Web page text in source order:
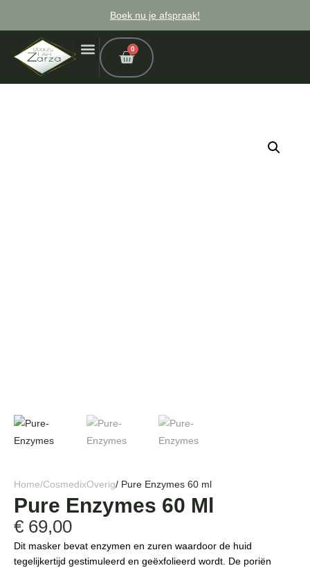
Boek nu je afspraak!
0
Home/CosmedixOverig/ Pure Enzymes 60 ml
Pure Enzymes 60 Ml
€ 69,00
Dit masker bevat enzymen en zuren waardoor de huid
tegelijkertijd gestimuleerd en geëxfolieerd wordt. De poriën